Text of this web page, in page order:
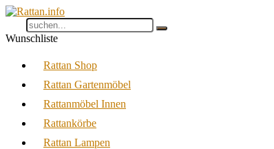
Wunschliste
Rattan Shop
Rattan Gartenmöbel
Rattanmöbel Innen
Rattankörbe
Rattan Lampen